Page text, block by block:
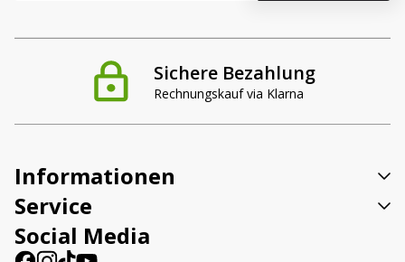
Sichere Bezahlung
Rechnungskauf via Klarna
Informationen
Service
Social Media